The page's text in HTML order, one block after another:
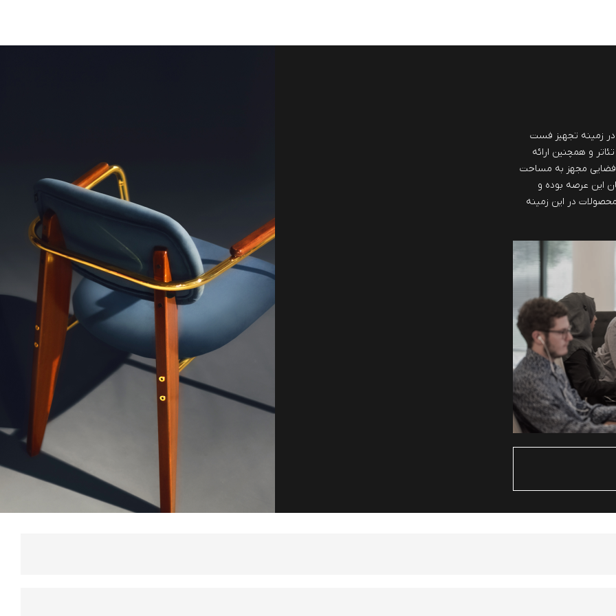
از 40 سال سابقه در زمینه تجهیز فست
و همچنین ارائه
فضایی مجهز به مساحت
این عرصه بوده و
در این زمینه